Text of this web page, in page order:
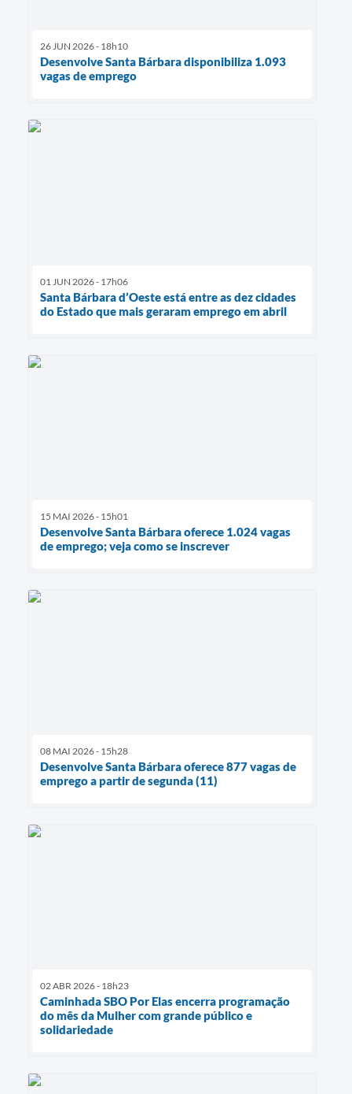
26 JUN 2026 - 18h10
Desenvolve Santa Bárbara disponibiliza 1.093
vagas de emprego
01 JUN 2026 - 17h06
Santa Bárbara d’Oeste está entre as dez cidades
do Estado que mais geraram emprego em abril
15 MAI 2026 - 15h01
Desenvolve Santa Bárbara oferece 1.024 vagas
de emprego; veja como se inscrever
08 MAI 2026 - 15h28
Desenvolve Santa Bárbara oferece 877 vagas de
emprego a partir de segunda (11)
02 ABR 2026 - 18h23
Caminhada SBO Por Elas encerra programação
do mês da Mulher com grande público e
solidariedade